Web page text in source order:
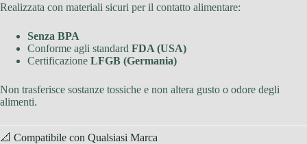
Realizzata con materiali sicuri per il contatto alimentare:
Senza BPA
Conforme agli standard FDA (USA)
Certificazione LFGB (Germania)
Non trasferisce sostanze tossiche e non altera gusto o odore degli
alimenti.
📐 Compatibile con Qualsiasi Marca